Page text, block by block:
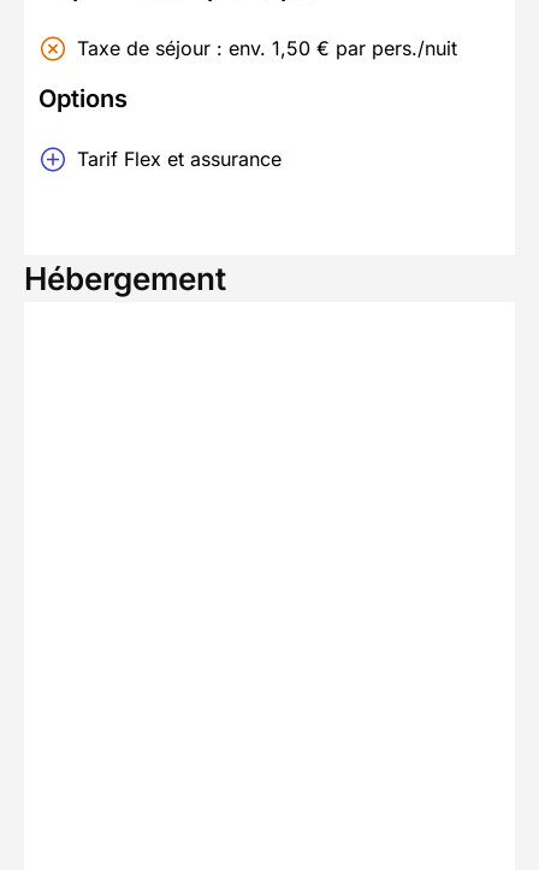
Taxe de séjour : env. 1,50 € par pers./nuit
Options
Tarif Flex et assurance
Hébergement